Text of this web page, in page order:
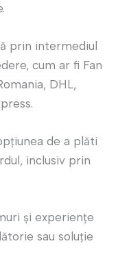
prin intermediul
cum ar fi Fan
DHL,
de a plăti
inclusiv prin
și experiențe
sau soluție